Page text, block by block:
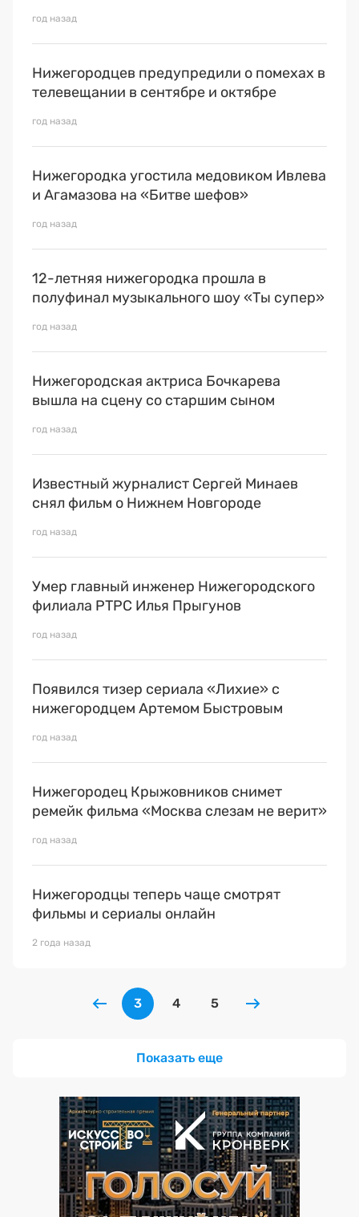
год назад
Нижегородцев предупредили о помехах в
телевещании в сентябре и октябре
год назад
Нижегородка угостила медовиком Ивлева
и Агамазова на «Битве шефов»
год назад
12-летняя нижегородка прошла в
полуфинал музыкального шоу «Ты супер»
год назад
Нижегородская актриса Бочкарева
вышла на сцену со старшим сыном
год назад
Известный журналист Сергей Минаев
снял фильм о Нижнем Новгороде
год назад
Умер главный инженер Нижегородского
филиала РТРС Илья Прыгунов
год назад
Появился тизер сериала «Лихие» с
нижегородцем Артемом Быстровым
год назад
Нижегородец Крыжовников снимет
ремейк фильма «Москва слезам не верит»
год назад
Нижегородцы теперь чаще смотрят
фильмы и сериалы онлайн
2 года назад
3 4 5
Показать еще